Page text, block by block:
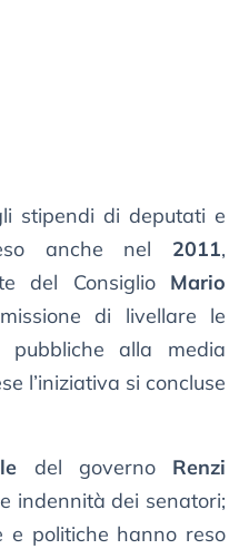
stipendi di deputati e
anche nel 2011,
del Consiglio Mario
di livellare le
pubbliche alla media
l’iniziativa si concluse
del governo Renzi
indennità dei senatori;
e politiche hanno reso